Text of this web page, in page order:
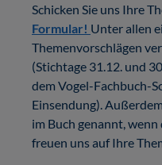
Schicken Sie uns Ihre
Formular! Unter allen
Themenvorschlägen
(Stichtage 31.12. und
dem Vogel-Fachbuch-
Einsendung).
im Buch genannt,
freuen uns auf Ihre